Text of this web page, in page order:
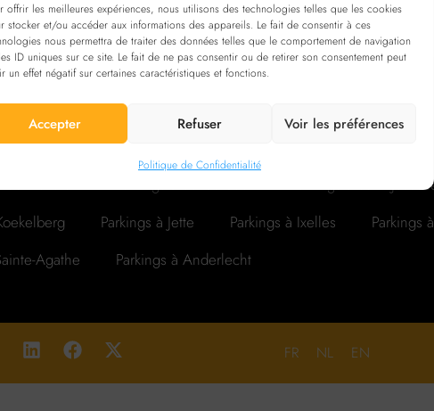
offrir les meilleures expériences, nous utilisons des technologies telles que les cookies
stocker et/ou accéder aux informations des appareils. Le fait de consentir à ces
nous permettra de traiter des données telles que le comportement de navigation
ID uniques sur ce site. Le fait de ne pas consentir ou de retirer son consentement peut
un effet négatif sur certaines caractéristiques et fonctions.
Accepter Refuser Voir les préférences
Politique de Confidentialité
à Forest
Boitsfort Parkings à Schaerbeek Parkings à Saint-
Parkings à Jette Parkings à Ixelles Parkings
Agathe Parkings à Anderlecht
FR NL EN